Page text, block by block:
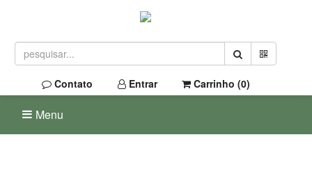
Contato Entrar Carrinho (0)
Menu